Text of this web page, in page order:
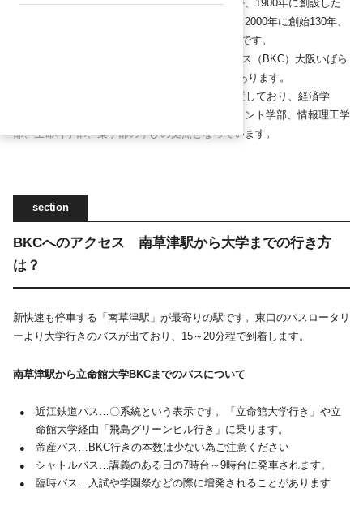
私塾「立命館」の精神を受け継ぎ、中川小十郎が、1900年に創設した
「京都法政学校」が現在の立命館の始まりです。2000年に創始130年、
学園創立100周年を迎えた歴史と伝統のある大学です。
衣笠キャンパス（KIC）びわこ・くさつキャンパス（BKC）大阪いばら
きキャンパス（OIC）の3つの主なキャンパスがあります。
滋賀県草津市にあるBKCは、琵琶湖の南東に位置しており、経済学
部、理工学部、スポーツ健康科学部、食マネジメント学部、情報理工学
部、生命科学部、薬学部の学びの拠点となっています。
BKCへのアクセス 南草津駅から大学までの行き方
は？
新快速も停車する「南草津駅」が最寄りの駅です。東口のバスロータリ
ーより大学行きのバスが出ており、15～20分程で到着します。
南草津駅から立命館大学BKCまでのバスについて
近江鉄道バス…〇系統という表示です。「立命館大学行き」や立
命館大学経由「飛島グリーンヒル行き」に乗ります。
帝産バス…BKC行きの本数は少ない為ご注意ください
シャトルバス…講義のある日の7時台～9時台に発車されます。
臨時バス…入試や学園祭などの際に増発されることがあります